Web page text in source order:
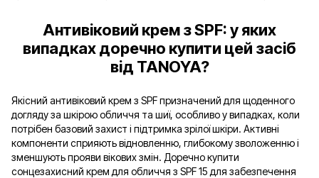
Антивіковий крем з SPF: у яких
випадках доречно купити цей засіб
від TANOYA?
Якісний антивіковий крем з SPF призначений для щоденного
догляду за шкірою обличчя та шиї, особливо у випадках, коли
потрібен базовий захист і підтримка зрілої шкіри. Активні
компоненти сприяють відновленню, глибокому зволоженню і
зменшують прояви вікових змін. Доречно купити
сонцезахисний крем для обличчя з SPF 15 для забезпечення